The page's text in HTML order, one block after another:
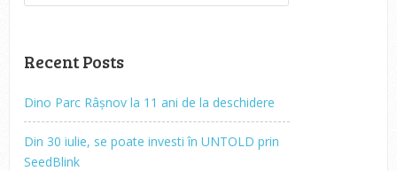
Recent Posts
Dino Parc Râșnov la 11 ani de la deschidere
Din 30 iulie, se poate investi în UNTOLD prin
SeedBlink